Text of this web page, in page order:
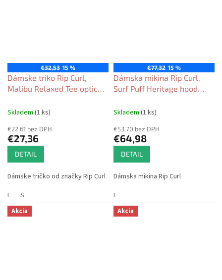
€32,53 15 %
Dámske triko Rip Curl,
Malibu Relaxed Tee optical
Skladem (1 ks)
€22,61 bez DPH
€27,36
DETAIL
Dámske tričko od značky Rip Curl
L
S
€77,32 15 %
Dámska mikina Rip Curl,
Surf Puff Heritage hood
Skladem (1 ks)
€53,70 bez DPH
€64,98
DETAIL
Dámska mikina Rip Curl
L
Akcia Akcia